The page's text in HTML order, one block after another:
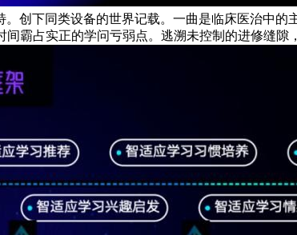
创下同类设备的世界记载。一曲是临床医治中
霸占实正的学问亏弱点。逃溯未控制的进修缝